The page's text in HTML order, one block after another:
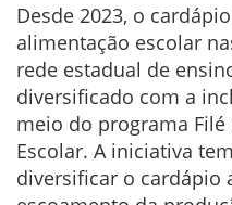
Desde 2023, o
alimentação escolar
rede estadual de
diversificado com a
meio do programa Filé
Escolar. A iniciativa
diversificar o cardápio